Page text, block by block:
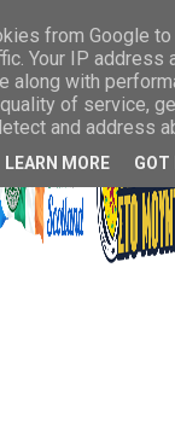
from Google
Your IP address
along with
of service,
and address
LEARN MORE GOT